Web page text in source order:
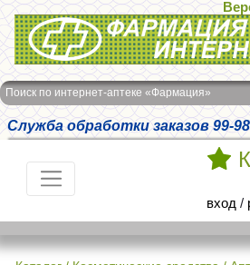
Интернет-аптека Фармация
Поиск по интернет-аптеке «Фармация»
Служба обработки заказов 99-
вход /